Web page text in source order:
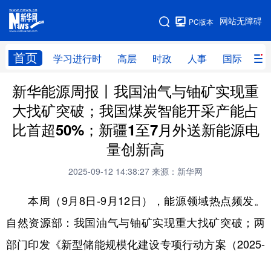
网站无障碍
PC版本
首页 学习进行时 高层 时政 人事 国际 财
网站地图
学习进行时 高层 时政 人事
国际 财经 网评 港澳
思客智库 全球连线
科创 量子
访谈 视频 图片 政务
法律 中央文件 金融 汽车
新华能源周报丨我国油气与铀矿实现重
大找矿突破；我国煤炭智能开采产能占
比首超50%；新疆1至7月外送新能源电
量创新高
2025-09-12 14:38:27 来源：新华网
本周（9月8日-9月12日），能源领域热点频发。
自然资源部：我国油气与铀矿实现重大找矿突破；两
部门印发《新型储能规模化建设专项行动方案（2025-